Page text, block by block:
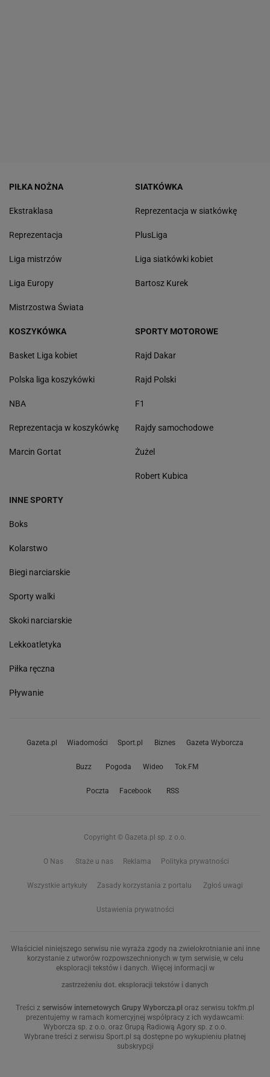
PIŁKA NOŻNA
Ekstraklasa
Reprezentacja
Liga mistrzów
Liga Europy
Mistrzostwa Świata
SIATKÓWKA
Reprezentacja w siatkówkę
PlusLiga
Liga siatkówki kobiet
Bartosz Kurek
KOSZYKÓWKA
Basket Liga kobiet
Polska liga koszykówki
NBA
Reprezentacja w koszykówkę
Marcin Gortat
SPORTY MOTOROWE
Rajd Dakar
Rajd Polski
F1
Rajdy samochodowe
Żużel
Robert Kubica
INNE SPORTY
Boks
Kolarstwo
Biegi narciarskie
Sporty walki
Skoki narciarskie
Lekkoatletyka
Piłka ręczna
Pływanie
Gazeta.pl Wiadomości Sport.pl Biznes Gazeta Wyborcza
Buzz Pogoda Wideo Tok.FM
Poczta Facebook RSS
Copyright © Gazeta.pl sp. z o.o.
O Nas Staże u nas Reklama Polityka prywatności
Wszystkie artykuły Zasady korzystania z portalu Zgłoś uwagi
Ustawienia prywatności
Właściciel niniejszego serwisu nie wyraża zgody na zwielokrotnianie ani inne
korzystanie z utworów rozpowszechnionych w tym serwisie, w celu
eksploracji tekstów i danych. Więcej informacji w
zastrzeżeniu dot. eksploracji tekstów i danych
Treści z serwisów internetowych Grupy Wyborcza.pl oraz serwisu tokfm.pl
prezentujemy w ramach komercyjnej współpracy z ich wydawcami:
Wyborcza sp. z o.o. oraz Grupą Radiową Agory sp. z o.o.
Wybrane treści z serwisu Sport.pl są dostępne po wykupieniu płatnej
subskrypcji